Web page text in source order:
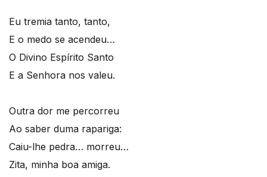
Eu tremia tanto, tanto,
E o medo se acendeu…
O Divino Espírito Santo
E a Senhora nos valeu.
Outra dor me percorreu
Ao saber duma rapariga:
Caiu-lhe pedra… morreu…
Zita, minha boa amiga.